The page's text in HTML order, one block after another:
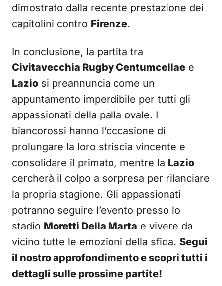
dimostrato dalla recente prestazione dei
capitolini contro Firenze.
In conclusione, la partita tra
Civitavecchia Rugby Centumcellae e
Lazio si preannuncia come un
appuntamento imperdibile per tutti gli
appassionati della palla ovale. I
biancorossi hanno l’occasione di
prolungare la loro striscia vincente e
consolidare il primato, mentre la Lazio
cercherà il colpo a sorpresa per rilanciare
la propria stagione. Gli appassionati
potranno seguire l’evento presso lo
stadio Moretti Della Marta e vivere da
vicino tutte le emozioni della sfida. Segui
il nostro approfondimento e scopri tutti i
dettagli sulle prossime partite!